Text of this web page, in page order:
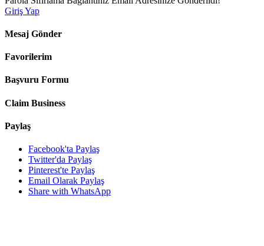
Giriş Yap
Mesaj Gönder
Favorilerim
Başvuru Formu
Claim Business
Paylaş
Facebook'ta Paylaş
Twitter'da Paylaş
Pinterest'te Paylaş
Email Olarak Paylaş
Share with WhatsApp